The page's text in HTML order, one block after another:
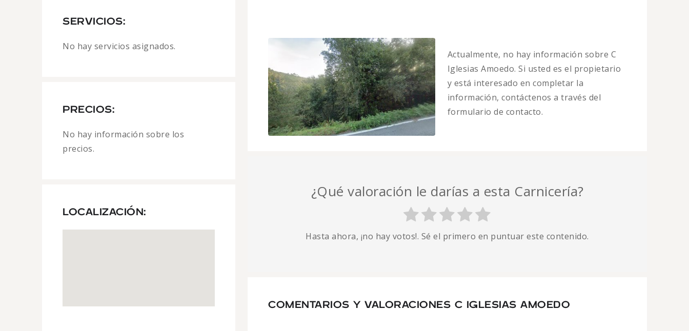
SERVICIOS:
No hay servicios asignados.
PRECIOS:
No hay información sobre los
precios.
LOCALIZACIÓN:
Actualmente, no hay información sobre C
Iglesias Amoedo. Si usted es el propietario
y está interesado en completar la
información, contáctenos a través del
formulario de contacto.
¿Qué valoración le darías a esta Carnicería?
Hasta ahora, ¡no hay votos!. Sé el primero en puntuar este contenido.
COMENTARIOS Y VALORACIONES C IGLESIAS AMOEDO